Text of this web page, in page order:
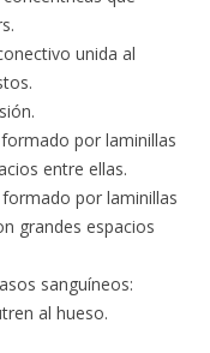
unida al
por laminillas
entre ellas.
por laminillas
grandes espacios
sanguíneos:
al hueso.